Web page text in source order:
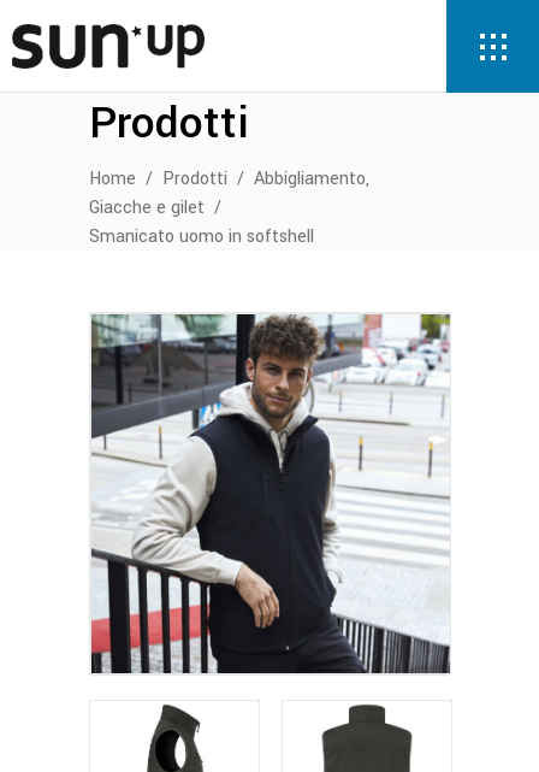
Prodotti
Home / Prodotti / Abbigliamento,
Giacche e gilet /
Smanicato uomo in softshell